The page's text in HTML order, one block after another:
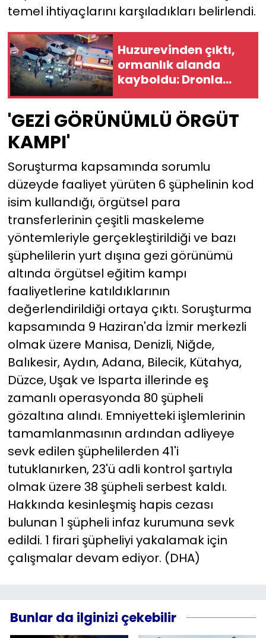
temel ihtiyaçlarını karşıladıkları belirlendi.
Huzurevinden çıktı,
ormanlık alanda
kayboldu: Dronla
bulundu
'GEZİ GÖRÜNÜMLÜ ÖRGÜT
KAMPI'
Soruşturma kapsamında sorumlu
düzeyde faaliyet yürüten 6 şüphelinin kod
isim kullandığı, örgütsel para
transferlerinin çeşitli maskeleme
yöntemleriyle gerçekleştirildiği ve bazı
şüphelilerin yurt dışına gezi görünümü
altında örgütsel eğitim kampı
faaliyetlerine katıldıklarının
değerlendirildiği ortaya çıktı. Soruşturma
kapsamında 9 Haziran'da İzmir merkezli
olmak üzere Manisa, Denizli, Niğde,
Balıkesir, Aydın, Adana, Bilecik, Kütahya,
Düzce, Uşak ve Isparta illerinde eş
zamanlı operasyonda 80 şüpheli
gözaltına alındı. Emniyetteki işlemlerinin
tamamlanmasının ardından adliyeye
sevk edilen şüphelilerden 41'i
tutuklanırken, 23'ü adli kontrol şartıyla
olmak üzere 38 şüpheli serbest kaldı.
Hakkında kesinleşmiş hapis cezası
bulunan 1 şüpheli infaz kurumuna sevk
edildi. 1 firari şüpheliyi yakalamak için
çalışmalar devam ediyor. (DHA)
Bunlar da ilginizi çekebilir